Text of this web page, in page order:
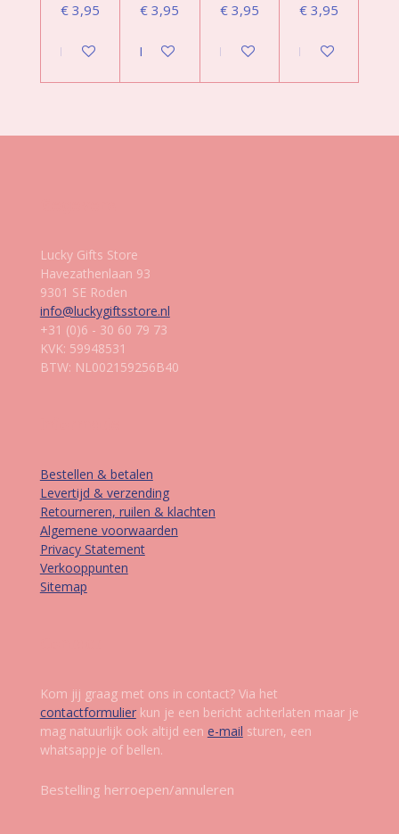
€ 3,95
In winkelwagen
€ 3,95
In winkelwagen
€ 3,95
In winkelwagen
€ 3,95
In winkelwagen
Lucky Gifts Store
Havezathenlaan 93
9301 SE Roden
info@luckygiftsstore.nl
+31 (0)6 - 30 60 79 73
KVK: 59948531
BTW: NL002159256B40
Bestellen & betalen
Levertijd & verzending
Retourneren, ruilen & klachten
Algemene voorwaarden
Privacy Statement
Verkooppunten
Sitemap
Kom jij graag met ons in contact? Via het
contactformulierkun je een bericht achterlaten maar je
mag natuurlijk ook altijd een e-mail sturen, een
whatsappje of bellen.
Bestelling herroepen/annuleren